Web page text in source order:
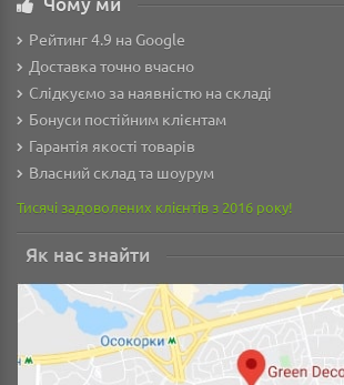
Рейтинг 4.9 на Google
Доставка точно вчасно
Слідкуємо за наявністю на складі
Бонуси постійним клієнтам
Гарантія якості товарів
Власний склад та шоурум
Тисячі задоволених клієнтів з 2016 року!
Як нас знайти